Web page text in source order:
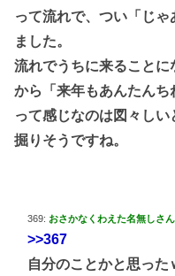
って流れで、つい「じ
ました。
流れでうちに来ることに
から「来年もあんたんち
って感じなのは図々し
掘りそうですね。
369: おさかなくわえた名無しさん
>>367
自分のことかと思った